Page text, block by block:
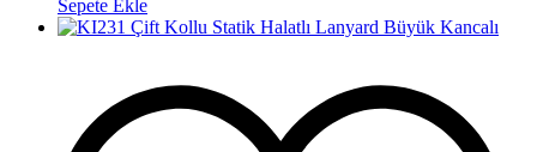
Sepete Ekle